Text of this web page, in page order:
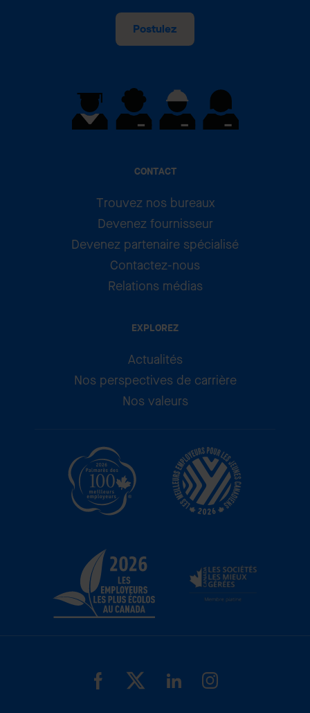
CONTACT
Trouvez nos bureaux
Devenez fournisseur
Devenez partenaire spécialisé
Contactez-nous
Relations médias
EXPLOREZ
Actualités
Nos perspectives de carrière
Nos valeurs
Postulez